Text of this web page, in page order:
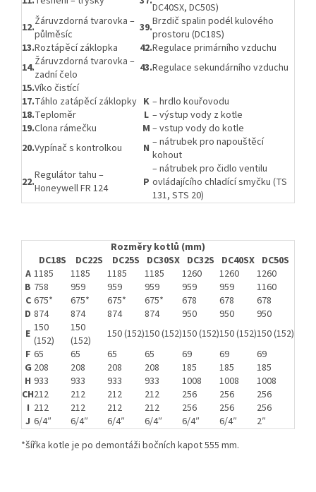
DC40SX, DC50S)
12.Žáruvzdorná tvarovka –
půlměsíc
39.Brzdič spalin podél kulového
prostoru (DC18S)
13.Roztápěcí záklopka 42.Regulace primárního vzduchu
14.Žáruvzdorná tvarovka –
zadní čelo
43.Regulace sekundárního vzduchu
15.Víko čistící
17.Táhlo zatápěcí záklopky K – hrdlo kouřovodu
18.Teploměr L – výstup vody z kotle
19.Clona rámečku M – vstup vody do kotle
20.Vypínač s kontrolkou N – nátrubek pro napouštěcí
kohout
22.Regulátor tahu –
Honeywell FR 124
P
– nátrubek pro čidlo ventilu
ovládajícího chladící smyčku (TS
131, STS 20)
Rozměry kotlů (mm)
DC18S
DC22S DC25S DC30SX DC32S DC40SX DC50S
A 1185 1185 1185 1185 1260 1260
1260
B 758 959 959 959 959 959
1160
C 675* 675* 675* 675* 678 678
678
D 874 874 874 874 950 950
950
E 150
(152)
150
(152)
150 (152)150 (152)150 (152)150 (152)150 (152)
F 65 65 65 65 69 69
69
G 208 208 208 208 185 185
185
H 933 933 933 933 1008 1008
1008
CH212 212 212 212 256 256
256
I 212 212 212 212 256 256
256
J 6/4″ 6/4″ 6/4″ 6/4″ 6/4″ 6/4″
2″
*šířka kotle je po demontáži bočních kapot 555 mm.